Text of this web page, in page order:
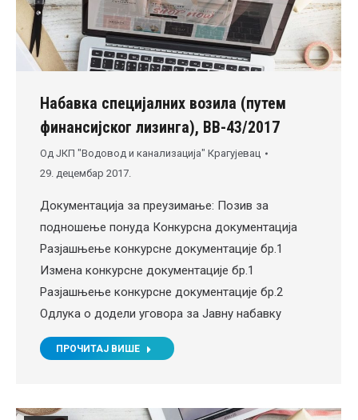
Набавка специјалних возила (путем
финансијског лизинга), ВВ-43/2017
Од ЈКП "Водовод и канализација" Крагујевац
29. децембар 2017.
Документација за преузимање: Позив за
подношење понуда Конкурсна документација
Разјашњење конкурсне документације бр.1
Измена конкурсне документације бр.1
Разјашњење конкурсне документације бр.2
Одлука о додели уговора за Јавну набавку
ПРОЧИТАЈ ВИШЕ